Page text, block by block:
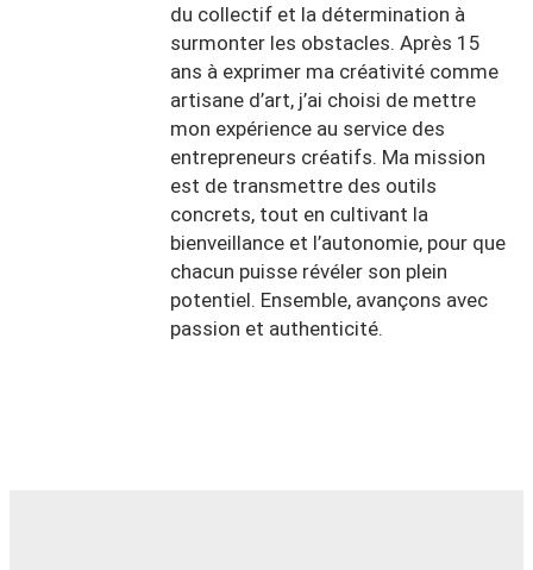
du collectif et la détermination à
surmonter les obstacles. Après 15
ans à exprimer ma créativité comme
artisane d’art, j’ai choisi de mettre
mon expérience au service des
entrepreneurs créatifs. Ma mission
est de transmettre des outils
concrets, tout en cultivant la
bienveillance et l’autonomie, pour que
chacun puisse révéler son plein
potentiel. Ensemble, avançons avec
passion et authenticité.